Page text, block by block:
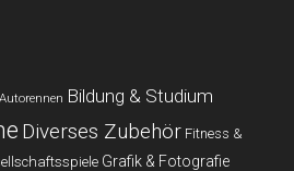
Autorennen Bildung & Studium
Diverses Zubehör Fitness &
Grafik & Fotografie